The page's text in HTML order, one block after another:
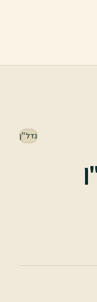
נדל"ן